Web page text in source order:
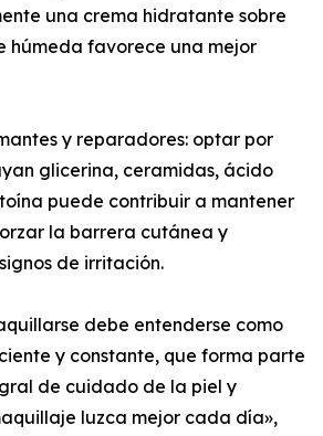
una crema hidratante sobre
húmeda favorece una mejor
y reparadores: optar por
glicerina, ceramidas, ácido
puede contribuir a mantener
la barrera cutánea y
de irritación.
debe entenderse como
y constante, que forma parte
de cuidado de la piel y
luzca mejor cada día»,